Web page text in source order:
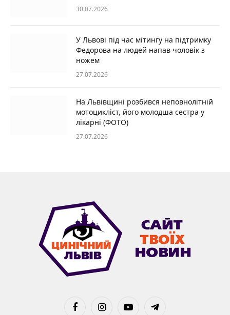
30.07.2026
У Львові під час мітингу на підтримку
Федорова на людей напав чоловік з
ножем
27.07.2026
На Львівщині розбився неповнолітній
мотоцикліст, його молодша сестра у
лікарні (ФОТО)
27.07.2026
FacebookInstagramYouTubeTelegram